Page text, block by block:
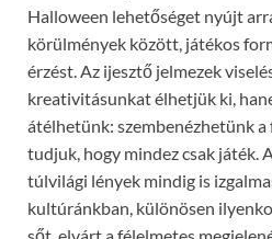
Halloween lehetőséget nyújt
körülmények között, játékos
érzést. Az ijesztő jelmezek
kreativitásunkat élhetjük ki,
átélhetünk: szembenézhetünk
tudjuk, hogy mindez csak játék.
túlvilági lények mindig is
kultúránkban, különösen